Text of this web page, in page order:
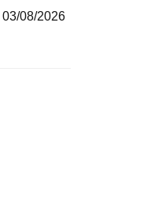
03/08/2026